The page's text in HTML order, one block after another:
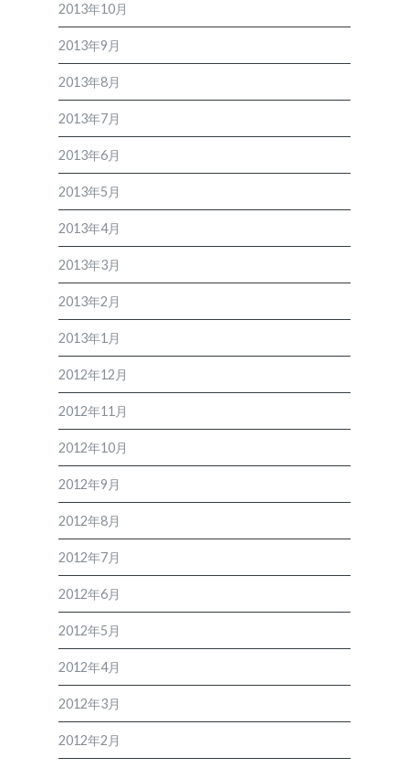
2013年10月
2013年9月
2013年8月
2013年7月
2013年6月
2013年5月
2013年4月
2013年3月
2013年2月
2013年1月
2012年12月
2012年11月
2012年10月
2012年9月
2012年8月
2012年7月
2012年6月
2012年5月
2012年4月
2012年3月
2012年2月